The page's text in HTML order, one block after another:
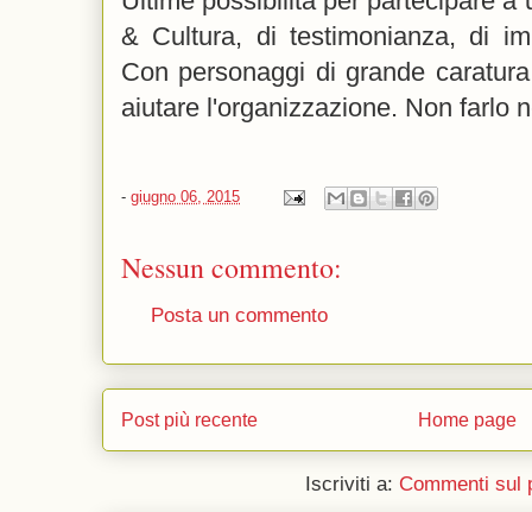
& Cultura, di testimonianza, di
Con personaggi di grande
aiutare l'organizzazione. Non farlo
- giugno 06, 2015
Nessun commento:
Posta un commento
Post più recente Home page
Iscriviti a: Commenti sul